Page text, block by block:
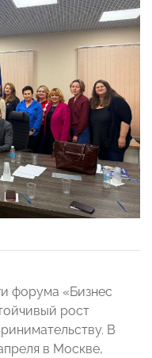
форума «Бизнес
рост
В
в Москве,